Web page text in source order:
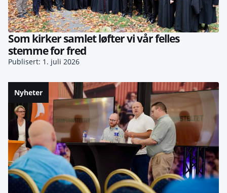
Som kirker samlet løfter vi vår felles
stemme for fred
Publisert: 1. juli 2026
Nyheter